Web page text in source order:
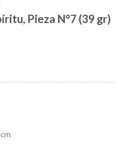
Pieza N°7 (39 gr)